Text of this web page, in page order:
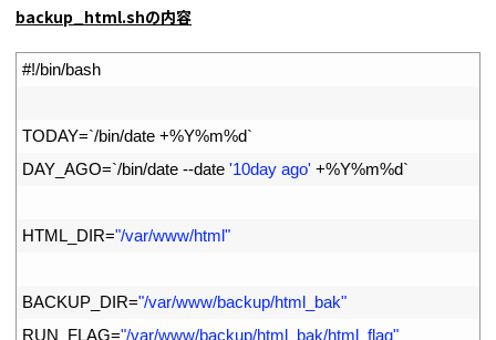
backup_html.shの内容
#!/bin/bash
TODAY=`/bin/date +%Y%m%d`
DAY_AGO=`/bin/date --date '10day ago' +%Y%m%d`
HTML_DIR="/var/www/html"
BACKUP_DIR="/var/www/backup/html_bak"
RUN_FLAG="/var/www/backup/html_bak/html_flag"